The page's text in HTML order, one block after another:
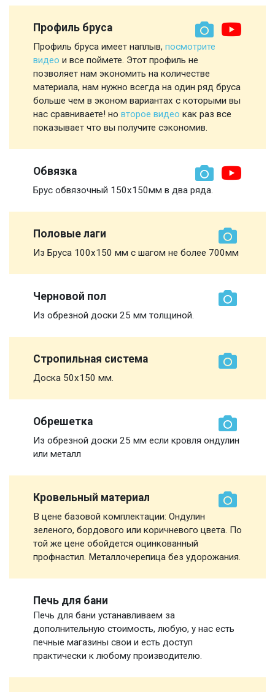
Профиль бруса
Профиль бруса имеет наплыв, посмотрите
видео и все поймете. Этот профиль не
позволяет нам экономить на количестве
материала, нам нужно всегда на один ряд бруса
больше чем в эконом вариантах с которыми вы
нас сравниваете! но второе видео как раз все
показывает что вы получите сэкономив.
Обвязка
Брус обвязочный 150х150мм в два ряда.
Половые лаги
Из Бруса 100х150 мм с шагом не более 700мм
Черновой пол
Из обрезной доски 25 мм толщиной.
Стропильная система
Доска 50х150 мм.
Обрешетка
Из обрезной доски 25 мм если кровля ондулин
или металл
Кровельный материал
В цене базовой комплектации: Ондулин
зеленого, бордового или коричневого цвета. По
той же цене обойдется оцинкованный
профнастил. Металлочерепица без удорожания.
Печь для бани
Печь для бани устанавливаем за
дополнительную стоимость, любую, у нас есть
печные магазины свои и есть доступ
практически к любому производителю.